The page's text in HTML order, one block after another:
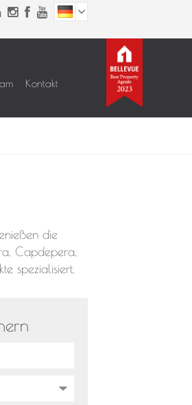
Kontakt
die
Capdepera,
spezialisiert.